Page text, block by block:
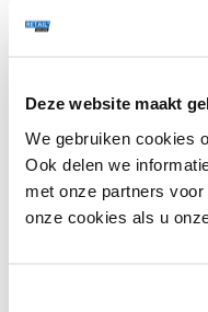
Deze website maakt
We gebruiken cookies
Ook delen we
met onze partners
onze cookies als u
een duurzaam
de vereisten van
Traceless al eerder
maar na interne
met onverwachte
Otto van plan is om